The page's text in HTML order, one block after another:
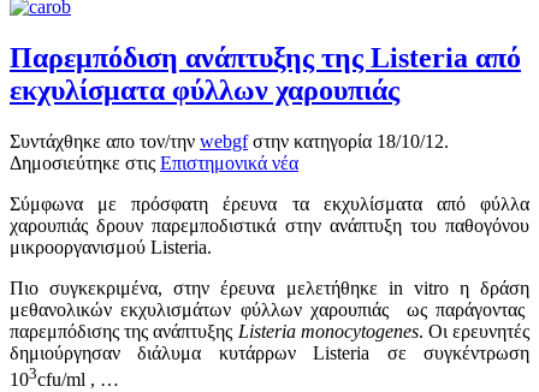
Παρεμπόδιση ανάπτυξης της Listeria από
εκχυλίσματα φύλλων χαρουπιάς
Συντάχθηκε απο τον/την webgfστην κατηγορία 18/10/12.
Δημοσιεύτηκε στις Επιστημονικά νέα
Σύμφωνα με πρόσφατη έρευνα τα εκχυλίσματα από φύλλα
χαρουπιάς δρουν παρεμποδιστικά στην ανάπτυξη του παθογόνου
μικροοργανισμού Listeria.
Πιο συγκεκριμένα, στην έρευνα μελετήθηκε in vitro η δράση
μεθανολικών εκχυλισμάτων φύλλων χαρουπιάς ως παράγοντας
παρεμπόδισης της ανάπτυξης Listeria monocytogenes. Οι ερευνητές
δημιούργησαν διάλυμα κυτάρρων Listeria σε συγκέντρωση
103cfu/ml , …